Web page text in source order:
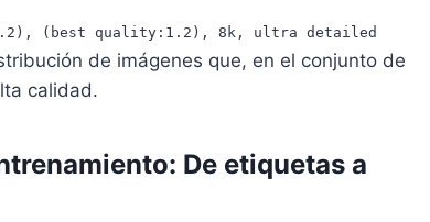
(best quality:1.2), 8k, ultra detailed
de imágenes que, en el conjunto de
calidad.
De etiquetas a